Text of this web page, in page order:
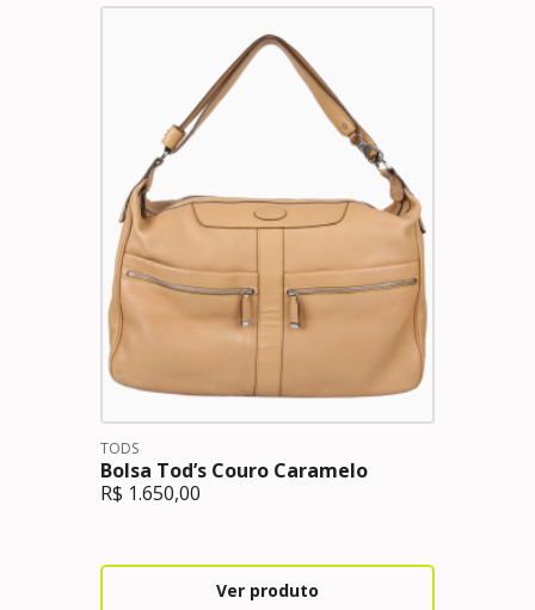
TODS
Bolsa Tod’s Couro Caramelo
R$ 1.650,00
Ver produto